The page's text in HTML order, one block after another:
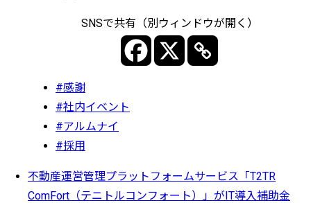
SNSで共有（別ウィンドウが開く）
#感謝
#社内イベント
#アルムナイ
#採用
不動産運営管理プラットフォームサービス「T2TR
ComFort（テニトルコンフォート）」がIT導入補助金